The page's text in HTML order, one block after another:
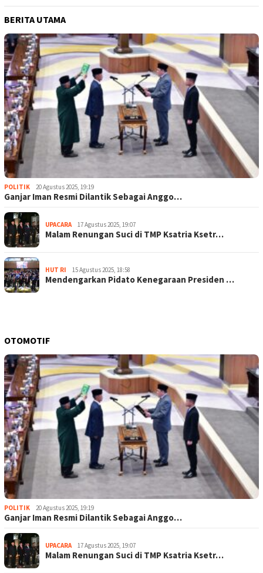
BERITA UTAMA
POLITIK 20 Agustus 2025, 19:19
Ganjar Iman Resmi Dilantik Sebagai Anggo…
UPACARA 17 Agustus 2025, 19:07
Malam Renungan Suci di TMP Ksatria Ksetr…
HUT RI 15 Agustus 2025, 18:58
Mendengarkan Pidato Kenegaraan Presiden …
OTOMOTIF
POLITIK 20 Agustus 2025, 19:19
Ganjar Iman Resmi Dilantik Sebagai Anggo…
UPACARA 17 Agustus 2025, 19:07
Malam Renungan Suci di TMP Ksatria Ksetr…